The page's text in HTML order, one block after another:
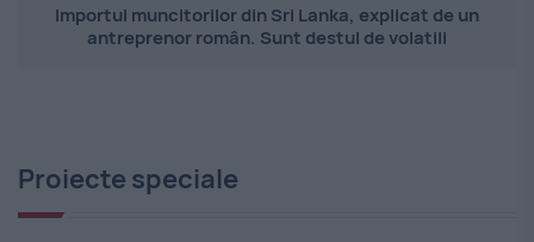
Importul muncitorilor din Sri Lanka, explicat de un
antreprenor român. Sunt destul de volatili
Proiecte speciale